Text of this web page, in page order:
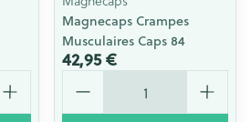
Magnecaps Crampes
Musculaires Caps 84
42,95 €
Quantité